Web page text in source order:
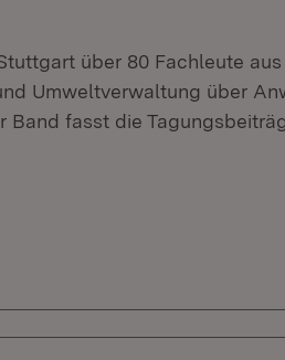
über 80 Fachleute
Umweltverwaltung über
Band fasst die